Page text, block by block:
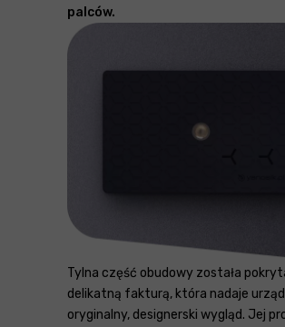
palców.
Tylna część obudowy została
delikatną fakturą, która nadaje
oryginalny, designerski wygląd. Jej